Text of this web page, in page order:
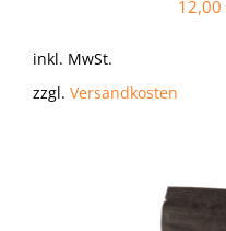
12,00
inkl. MwSt.
zzgl. Versandkosten